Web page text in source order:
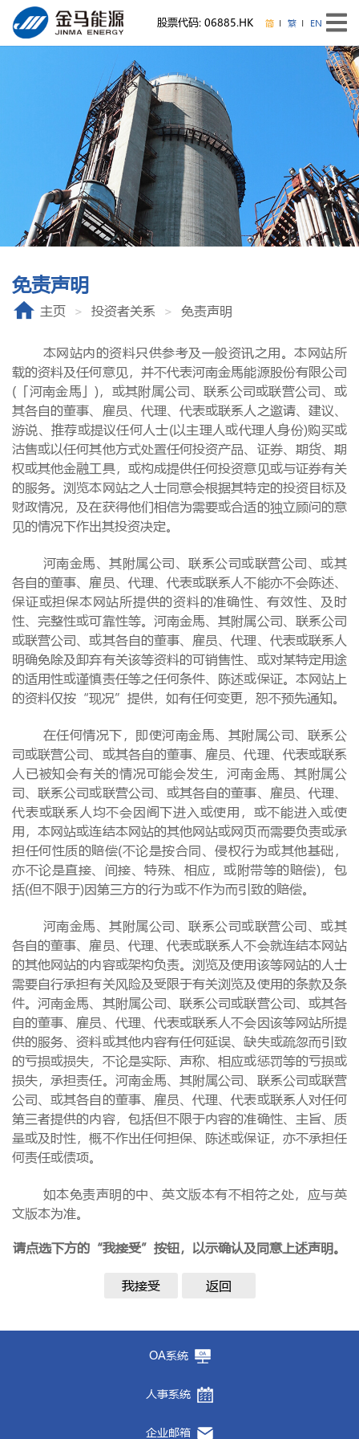
股票代码: 06885.HK 简 繁 EN
免责声明
主页 投资者关系 免责声明
本网站内的资料只供参考及一般资讯之用。本网站所
载的资料及任何意见，并不代表河南金馬能源股份有限公司
(「河南金馬」)，或其附属公司、联系公司或联营公司、或
其各自的董事、雇员、代理、代表或联系人之邀请、建议、
游说、推荐或提议任何人士(以主理人或代理人身份)购买或
沽售或以任何其他方式处置任何投资产品、证券、期货、期
权或其他金融工具，或构成提供任何投资意见或与证券有关
的服务。浏览本网站之人士同意会根据其特定的投资目标及
财政情况，及在获得他们相信为需要或合适的独立顾问的意
见的情况下作出其投资决定。
河南金馬、其附属公司、联系公司或联营公司、或其
各自的董事、雇员、代理、代表或联系人不能亦不会陈述、
保证或担保本网站所提供的资料的准确性、有效性、及时
性、完整性或可靠性等。河南金馬、其附属公司、联系公司
或联营公司、或其各自的董事、雇员、代理、代表或联系人
明确免除及卸弃有关该等资料的可销售性、或对某特定用途
的适用性或谨慎责任等之任何条件、陈述或保证。本网站上
的资料仅按“现况”提供，如有任何变更，恕不预先通知。
在任何情况下，即使河南金馬、其附属公司、联系公
司或联营公司、或其各自的董事、雇员、代理、代表或联系
人已被知会有关的情况可能会发生，河南金馬、其附属公
司、联系公司或联营公司、或其各自的董事、雇员、代理、
代表或联系人均不会因阁下进入或使用，或不能进入或使
用，本网站或连结本网站的其他网站或网页而需要负责或承
担任何性质的赔偿(不论是按合同、侵权行为或其他基础，
亦不论是直接、间接、特殊、相应，或附带等的赔偿)，包
括(但不限于)因第三方的行为或不作为而引致的赔偿。
河南金馬、其附属公司、联系公司或联营公司、或其
各自的董事、雇员、代理、代表或联系人不会就连结本网站
的其他网站的内容或架构负责。浏览及使用该等网站的人士
需要自行承担有关风险及受限于有关浏览及使用的条款及条
件。河南金馬、其附属公司、联系公司或联营公司、或其各
自的董事、雇员、代理、代表或联系人不会因该等网站所提
供的服务、资料或其他内容有任何延误、缺失或疏忽而引致
的亏损或损失，不论是实际、声称、相应或惩罚等的亏损或
损失，承担责任。河南金馬、其附属公司、联系公司或联营
公司、或其各自的董事、雇员、代理、代表或联系人对任何
第三者提供的内容，包括但不限于内容的准确性、主旨、质
量或及时性，概不作出任何担保、陈述或保证，亦不承担任
何责任或债项。
如本免责声明的中、英文版本有不相符之处，应与英
文版本为准。
请点选下方的“我接受”按钮，以示确认及同意上述声明。
我接受 返回
OA系统
人事系统
企业邮箱